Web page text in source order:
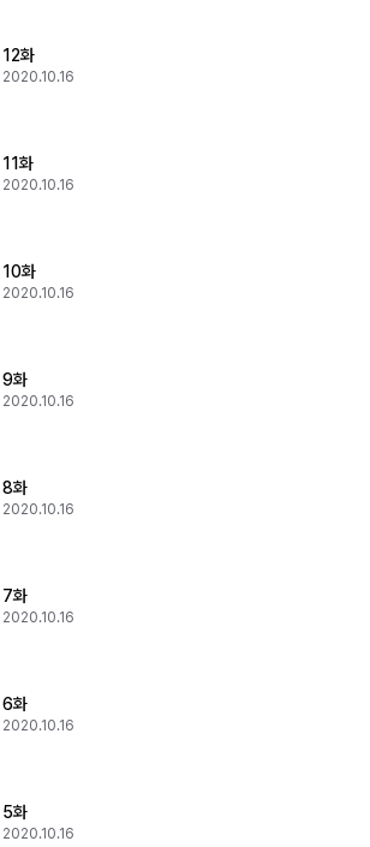
12화
2020.10.16
11화
2020.10.16
10화
2020.10.16
9화
2020.10.16
8화
2020.10.16
7화
2020.10.16
6화
2020.10.16
5화
2020.10.16